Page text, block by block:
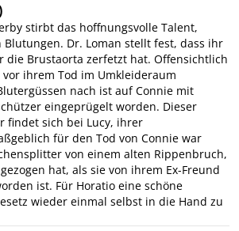
stirbt das hoffnungsvolle Talent,
Blutungen. Dr. Loman stellt fest, dass ihr
die Brustaorta zerfetzt hat. Offensichtlich
ihrem Tod im Umkleideraum
nach ist auf Connie mit
eingeprügelt worden. Dieser
findet sich bei Lucy, ihrer
für den Tod von Connie war
von einem alten Rippenbruch,
hat, als sie von ihrem Ex-Freund
ist. Für Horatio eine schöne
wieder einmal selbst in die Hand zu